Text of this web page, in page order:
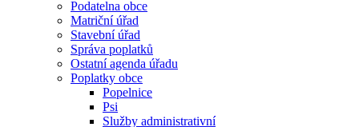
Podatelna obce
Matriční úřad
Stavební úřad
Správa poplatků
Ostatní agenda úřadu
Poplatky obce
Popelnice
Psi
Služby administrativní